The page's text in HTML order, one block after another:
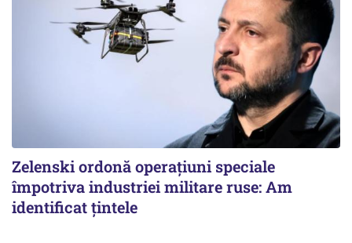
Zelenski ordonă operațiuni speciale
împotriva industriei militare ruse: Am
identificat țintele